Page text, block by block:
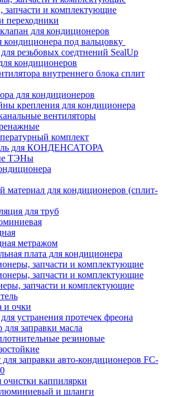
запчасти и комплектующие
переходники
для кондиционеров
кондиционера под вальцовку
резьбовых соедтнений SealUp
кондиционеров
внутреннего блока сплит
для кондиционеров
крепления для кондиционера
вентиляторы
комплект
для КОНДЕНСАТОРА
ТЭНы
материал для кондиционеров (сплит-
для труб
метражом
плата для кондиционера
запчасти и комплектующие
и очки
устранения протечек фреона
заправки масла
резиновые
заправки авто-кондиционеров FC-
очистки каппилярки
и шланги